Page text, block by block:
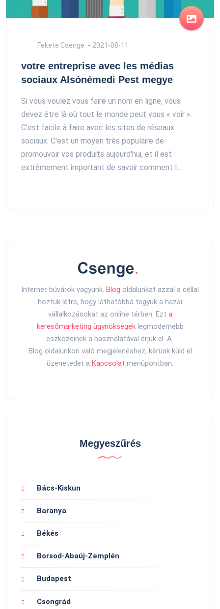
Fekete Csenge 2021-08-11
votre entreprise avec les médias
sociaux Alsónémedi Pest megye
Si vous voulez vous faire un nom en ligne, vous
devez être là où tout le monde peut vous « voir ».
C'est facile à faire avec les sites de réseaux
sociaux. C'est un moyen très populaire de
promouvoir vos produits aujourd'hui, et il est
extrêmement important de savoir comment l...
Internet búvárok vagyunk. Blog oldalunkat azzal a céllal
hoztuk létre, hogy láthatóbbá tegyük a hazai
vállalkozásokat az online térben. Ezt a
keresőmarketing ügynökségeklegmodernebb
eszközeinek a használatával érjük el. A
Blog oldalunkon való megjelenéshez, kérünk küld el
üzenetedet a Kapcsolat menüpontban.
Megyeszűrés
Bács-Kiskun
Baranya
Békés
Borsod-Abaúj-Zemplén
Budapest
Csongrád